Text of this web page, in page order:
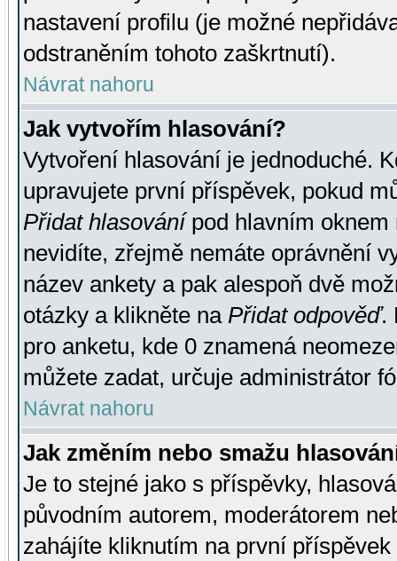
nastavení profilu (je možné
odstraněním tohoto zaškrtnutí).
Návrat nahoru
Jak vytvořím hlasování?
Vytvoření hlasování je jednoduché.
upravujete první příspěvek, pokud
Přidat hlasovánípod hlavním oknem
nevidíte, zřejmě nemáte oprávnění
název ankety a pak alespoň dvě
otázky a klikněte na Přidat odpověď.
pro anketu, kde 0 znamená
můžete zadat, určuje administrátor
Návrat nahoru
Jak změním nebo smažu
Je to stejné jako s příspěvky,
původním autorem, moderátorem
zahájíte kliknutím na první